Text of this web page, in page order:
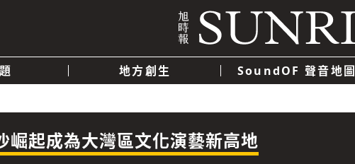
地方創生 SoundOF 聲音地圖
經濟
崛起成為大灣區文化演藝新高地